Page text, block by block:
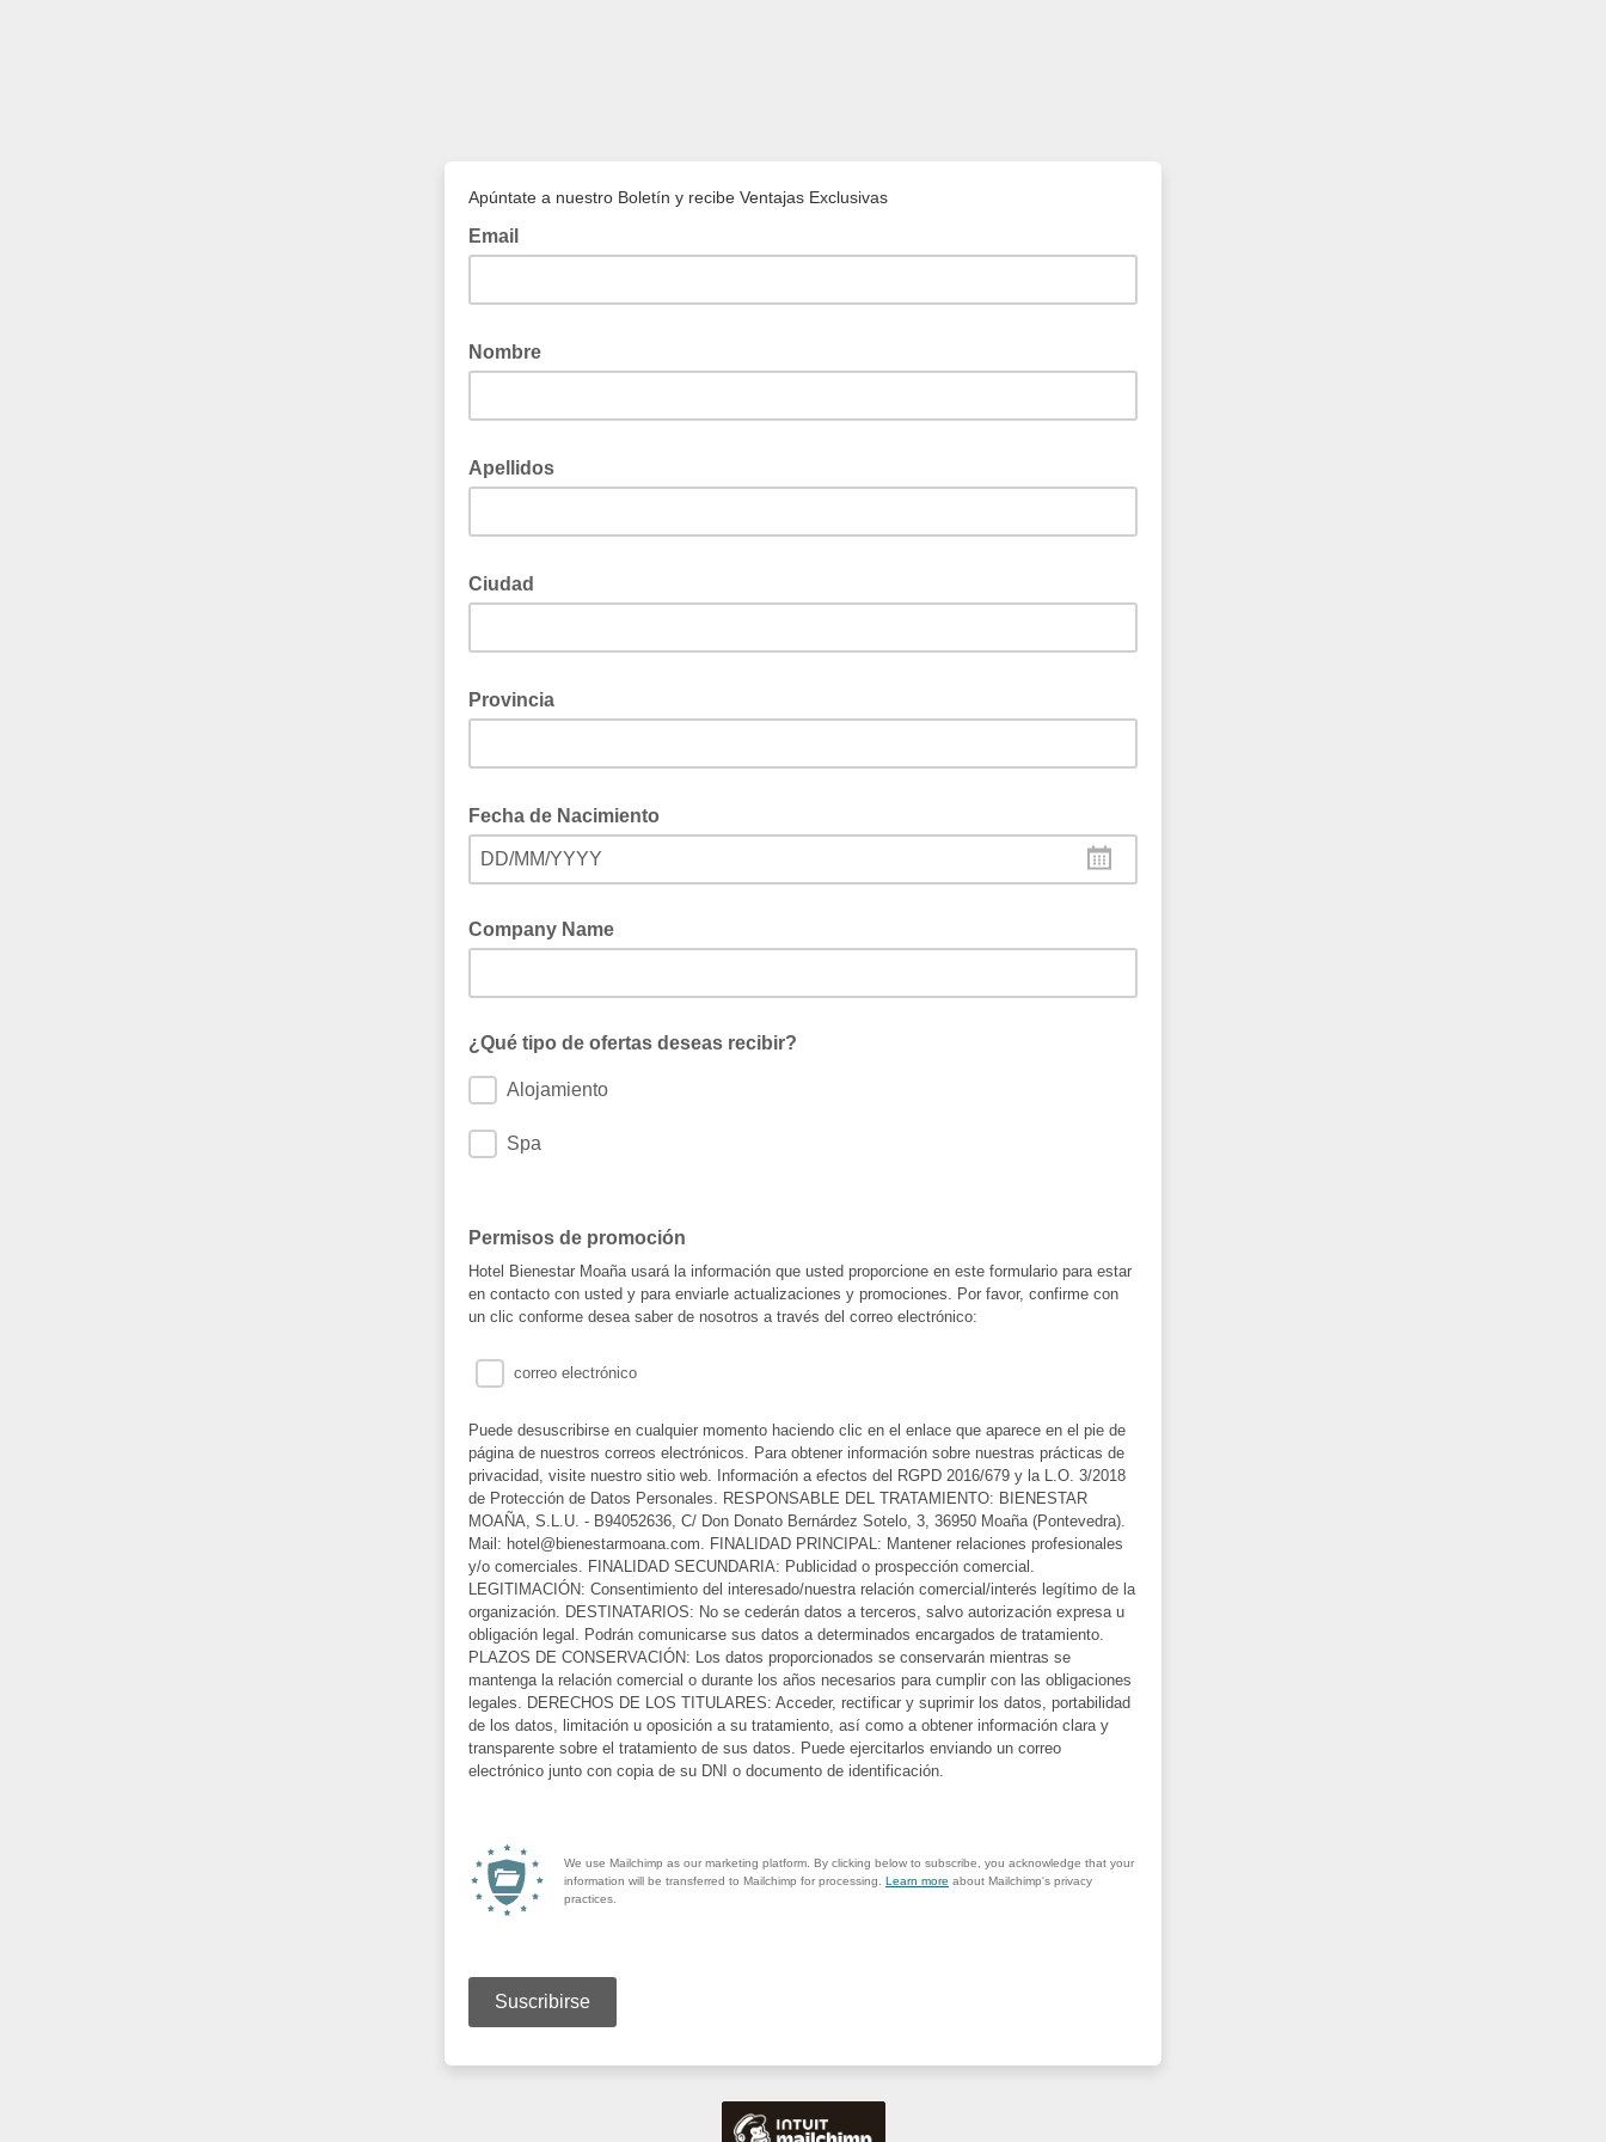
Apúntate a nuestro Boletín y recibe Ventajas Exclusivas
Email
Nombre
Apellidos
Ciudad
Provincia
Fecha de Nacimiento
DD/MM/YYYY
Company Name
¿Qué tipo de ofertas deseas recibir?
Alojamiento
Spa
Permisos de promoción
Hotel Bienestar Moaña usará la información que usted proporcione en este formulario para estar
en contacto con usted y para enviarle actualizaciones y promociones. Por favor, confirme con
un clic conforme desea saber de nosotros a través del correo electrónico:
correo electrónico
Puede desuscribirse en cualquier momento haciendo clic en el enlace que aparece en el pie de
página de nuestros correos electrónicos. Para obtener información sobre nuestras prácticas de
privacidad, visite nuestro sitio web. Información a efectos del RGPD 2016/679 y la L.O. 3/2018
de Protección de Datos Personales. RESPONSABLE DEL TRATAMIENTO: BIENESTAR
MOAÑA, S.L.U. - B94052636, C/ Don Donato Bernárdez Sotelo, 3, 36950 Moaña (Pontevedra).
Mail: hotel@bienestarmoana.com. FINALIDAD PRINCIPAL: Mantener relaciones profesionales
y/o comerciales. FINALIDAD SECUNDARIA: Publicidad o prospección comercial.
LEGITIMACIÓN: Consentimiento del interesado/nuestra relación comercial/interés legítimo de la
organización. DESTINATARIOS: No se cederán datos a terceros, salvo autorización expresa u
obligación legal. Podrán comunicarse sus datos a determinados encargados de tratamiento.
PLAZOS DE CONSERVACIÓN: Los datos proporcionados se conservarán mientras se
mantenga la relación comercial o durante los años necesarios para cumplir con las obligaciones
legales. DERECHOS DE LOS TITULARES: Acceder, rectificar y suprimir los datos, portabilidad
de los datos, limitación u oposición a su tratamiento, así como a obtener información clara y
transparente sobre el tratamiento de sus datos. Puede ejercitarlos enviando un correo
electrónico junto con copia de su DNI o documento de identificación.
We use Mailchimp as our marketing platform. By clicking below to subscribe, you acknowledge that your
information will be transferred to Mailchimp for processing. Learn more about Mailchimp's privacy
practices.